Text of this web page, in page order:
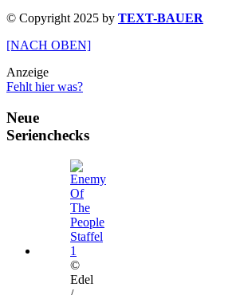
© Copyright 2025 by TEXT-BAUER
[NACH OBEN]
Anzeige
Fehlt hier was?
Neue
Serienchecks
©
Edel